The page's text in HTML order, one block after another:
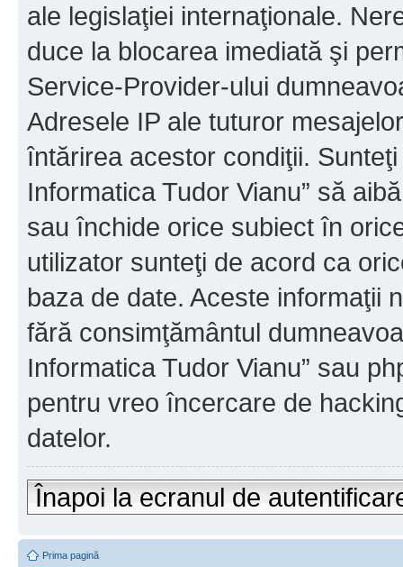
ale legislaţiei internaţionale.
duce la blocarea imediată şi
Service-Provider-ului
Adresele IP ale tuturor
întărirea acestor condiţii.
Informatica Tudor Vianu” să
sau închide orice subiect în
utilizator sunteţi de acord ca
baza de date. Aceste informaţii
fără consimţământul
Informatica Tudor Vianu” sau
pentru vreo încercare de
datelor.
Înapoi la ecranul de
Prima pagină